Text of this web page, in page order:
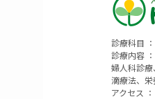
診療科目
診療内容
婦人科診
滴療法、
アクセス